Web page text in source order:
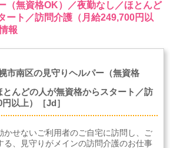
（無資格OK）／夜勤なし／ほとんど
ート／訪問介護（月給249,700円以
報
市南区の見守りヘルパー（無資格
んどの人が無資格からスタート／訪
以上）［Jd］
かせないご利用者のご自宅に訪問し、ご
る、見守りがメインの訪問介護のお仕事